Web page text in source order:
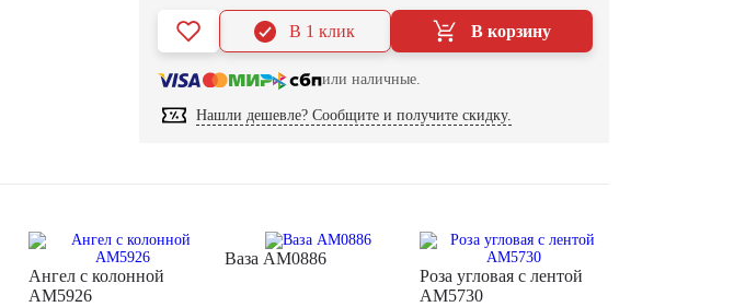
В корзину
В 1 клик
или наличные.
Нашли дешевле? Сообщите и получите скидку.
Ангел с колонной
AM5926
Ваза AM0886
Роза угловая с лентой
AM5730